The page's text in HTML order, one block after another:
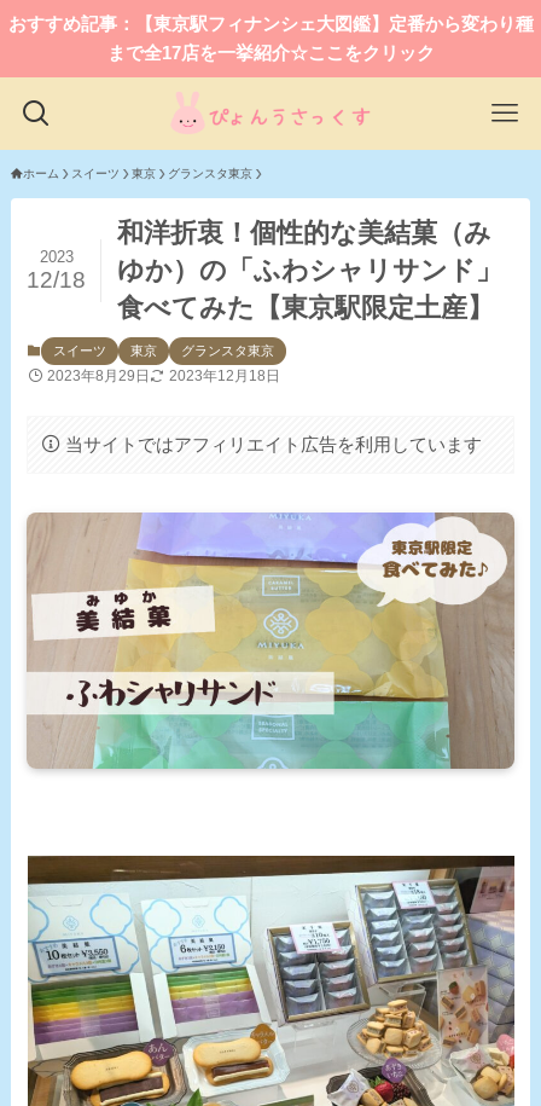
おすすめ記事：【東京駅フィナンシェ大図鑑】定番から変わり種
まで全17店を一挙紹介☆ここをクリック
ホーム スイーツ 東京 グランスタ東京
和洋折衷！個性的な美結菓（み
ゆか）の「ふわシャリサンド」
食べてみた【東京駅限定土産】
2023
12/18
スイーツ 東京 グランスタ東京
2023年8月29日 2023年12月18日
当サイトではアフィリエイト広告を利用しています